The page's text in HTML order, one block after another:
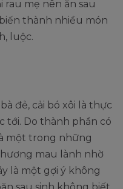
rau mẹ nên ăn sau
thành nhiều món
luộc.
đẻ, cải bó xôi là thực
tới. Do thành phần có
một trong những
mau lành nhờ
là một gợi ý không
sau sinh không biết